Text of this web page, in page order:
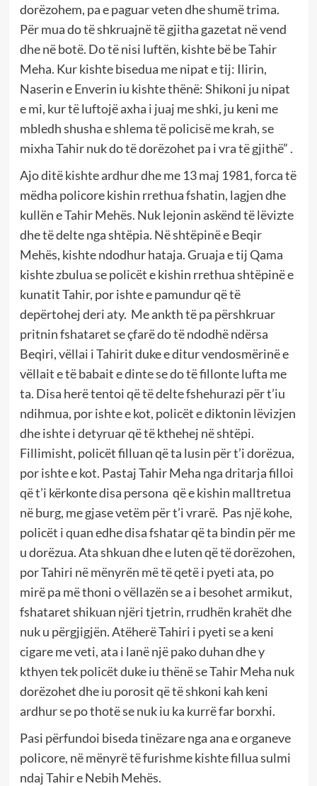
dorëzohem, pa e paguar veten dhe shumë trima.
Për mua do të shkruajnë të gjitha gazetat në vend
dhe në botë. Do të nisi luftën, kishte bë be Tahir
Meha. Kur kishte bisedua me nipat e tij: Ilirin,
Naserin e Enverin iu kishte thënë: Shikoni ju nipat
e mi, kur të luftojë axha i juaj me shki, ju keni me
mbledh shusha e shlema të policisë me krah, se
mixha Tahir nuk do të dorëzohet pa i vra të gjithë” .
Ajo ditë kishte ardhur dhe me 13 maj 1981, forca të
mëdha policore kishin rrethua fshatin, lagjen dhe
kullën e Tahir Mehës. Nuk lejonin askënd të lëvizte
dhe të delte nga shtëpia. Në shtëpinë e Beqir
Mehës, kishte ndodhur hataja. Gruaja e tij Qama
kishte zbulua se policët e kishin rrethua shtëpinë e
kunatit Tahir, por ishte e pamundur që të
depërtohej deri aty. Me ankth të pa përshkruar
pritnin fshataret se çfarë do të ndodhë ndërsa
Beqiri, vëllai i Tahirit duke e ditur vendosmërinë e
vëllait e të babait e dinte se do të fillonte lufta me
ta. Disa herë tentoi që të delte fshehurazi për t’iu
ndihmua, por ishte e kot, policët e diktonin lëvizjen
dhe ishte i detyruar që të kthehej në shtëpi.
Fillimisht, policët filluan që ta lusin për t’i dorëzua,
por ishte e kot. Pastaj Tahir Meha nga dritarja filloi
që t’i kërkonte disa persona që e kishin malltretua
në burg, me gjase vetëm për t’i vrarë. Pas një kohe,
policët i quan edhe disa fshatar që ta bindin për me
u dorëzua. Ata shkuan dhe e luten që të dorëzohen,
por Tahiri në mënyrën më të qetë i pyeti ata, po
mirë pa më thoni o vëllazën se a i besohet armikut,
fshataret shikuan njëri tjetrin, rrudhën krahët dhe
nuk u përgjigjën. Atëherë Tahiri i pyeti se a keni
cigare me veti, ata i lanë një pako duhan dhe y
kthyen tek policët duke iu thënë se Tahir Meha nuk
dorëzohet dhe iu porosit që të shkoni kah keni
ardhur se po thotë se nuk iu ka kurrë far borxhi.
Pasi përfundoi biseda tinëzare nga ana e organeve
policore, në mënyrë të furishme kishte fillua sulmi
ndaj Tahir e Nebih Mehës.